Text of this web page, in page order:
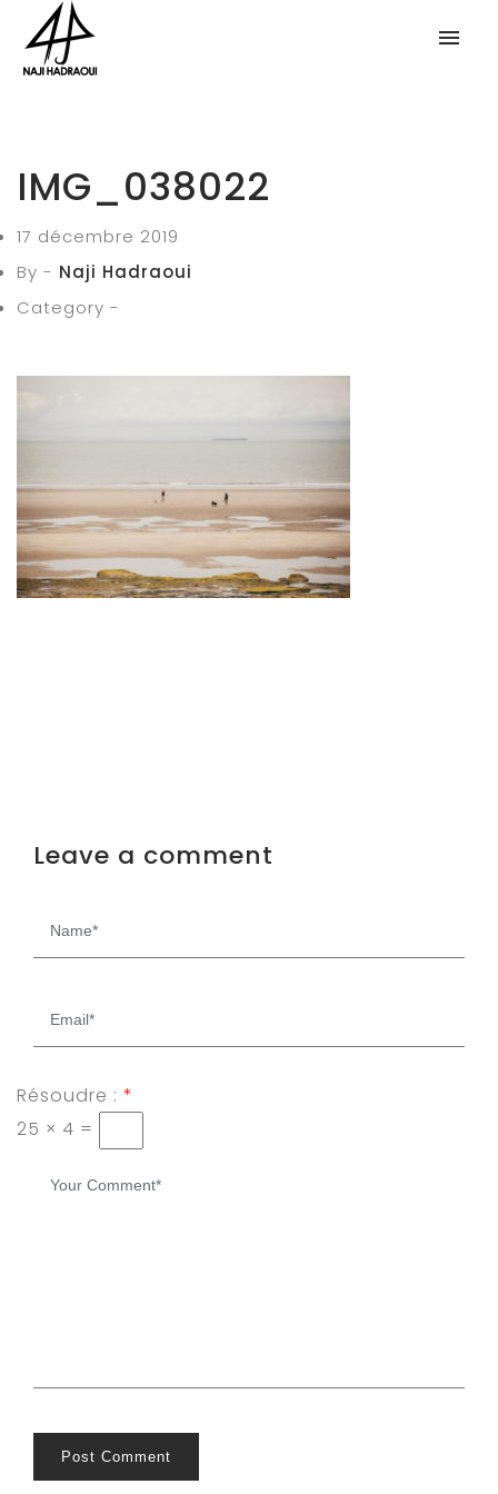
IMG_038022
17 décembre 2019
By - Naji Hadraoui
Category -
Leave a comment
Résoudre : *
25 × 4 =
Post Comment